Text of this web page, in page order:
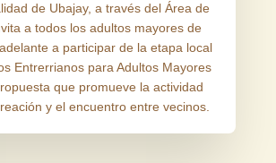
de Ubajay, a través del Área de
a todos los adultos mayores de
a participar de la etapa local
Entrerrianos para Adultos Mayores
que promueve la actividad
y el encuentro entre vecinos.